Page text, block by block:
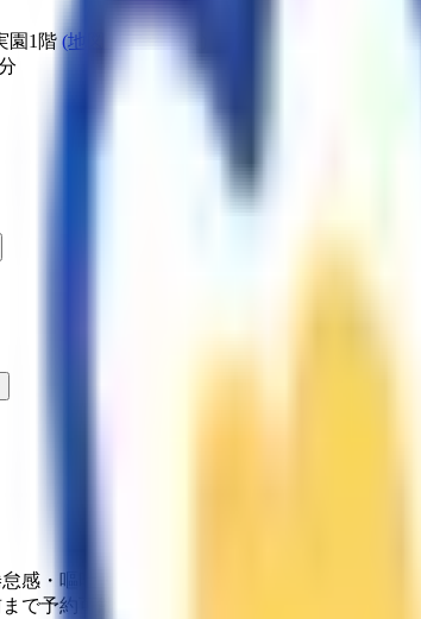
園1階 (地図・アクセス)
感・嘔吐・下痢などの症状のある方は、一般
で予約可能です。WEB上でご予約が取れな